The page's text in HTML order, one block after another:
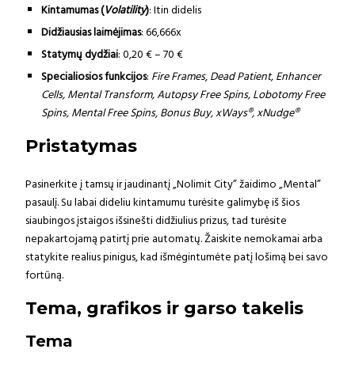
Kintamumas (Volatility): Itin didelis
Didžiausias laimėjimas: 66,666x
Statymų dydžiai: 0,20 € – 70 €
Specialiosios funkcijos: Fire Frames,Dead Patient, Enhancer
Cells, Mental Transform, Autopsy Free Spins, Lobotomy Free
Spins, Mental Free Spins,Bonus Buy, xWays®, xNudge®
Pristatymas
Pasinerkite į tamsų ir jaudinantį „Nolimit City” žaidimo „Mental”
pasaulį. Su labai dideliu kintamumu turėsite galimybę iš šios
siaubingos įstaigos išsinešti didžiulius prizus, tad turėsite
nepakartojamą patirtį prie automatų. Žaiskite nemokamai arba
statykite realius pinigus, kad išmėgintumėte patį lošimą bei savo
fortūną.
Tema, grafikos ir garso takelis
Tema